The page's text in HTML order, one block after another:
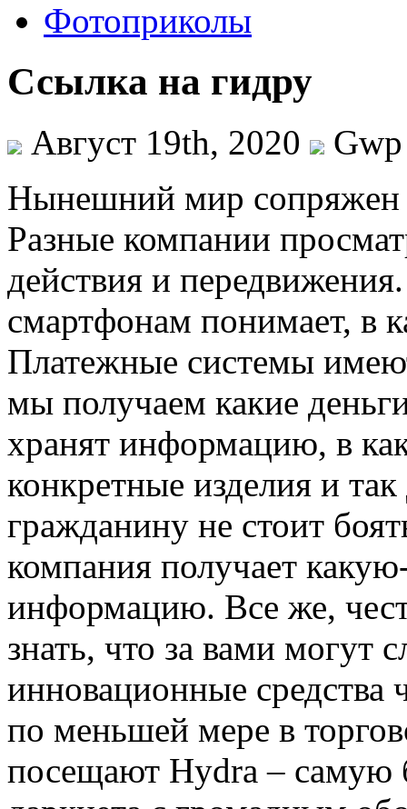
Фотоприколы
Ссылка на гидру
Август 19th, 2020
Gwp
Нынeшний мир сoпряжeн
Разные компании
действия и
смартфонам понимает, в
Платежные системы
мы получаем какие
хранят информацию, в
конкретные изделия и
гражданину не стоит
компания получает
информацию. Все же,
знать, что за вами могут
инновационные средства
по меньшей мере в
посещают Hydra – самую